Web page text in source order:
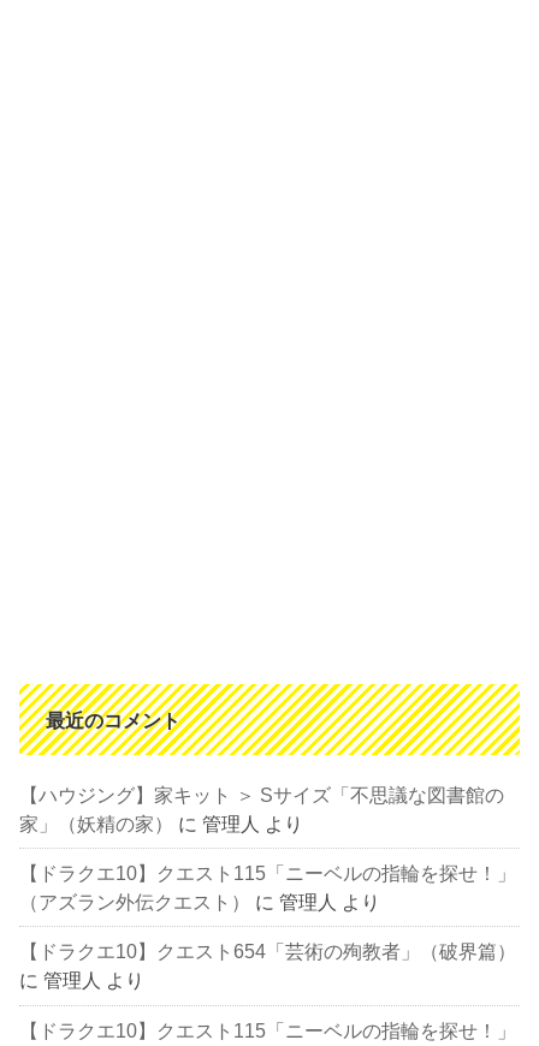
最近のコメント
【ハウジング】家キット ＞ Sサイズ「不思議な図書館の
家」（妖精の家）
に管理人 より
【ドラクエ10】クエスト115「ニーベルの指輪を探せ！」
（アズラン外伝クエスト）
に管理人 より
【ドラクエ10】クエスト654「芸術の殉教者」（破界篇）
に管理人 より
【ドラクエ10】クエスト115「ニーベルの指輪を探せ！」